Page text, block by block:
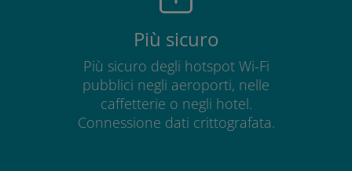
Più sicuro
Più sicuro degli hotspot Wi-Fi
pubblici negli aeroporti, nelle
caffetterie o negli hotel.
Connessione dati crittografata.